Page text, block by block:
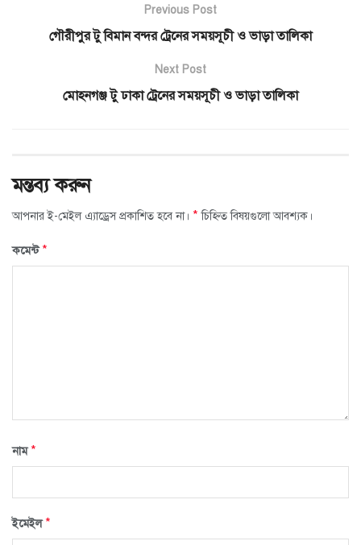
Previous Post
গৌরীপুর টু বিমান বন্দর ট্রেনের সময়সূচী ও ভাড়া তালিকা
Next Post
মোহনগঞ্জ টু ঢাকা ট্রেনের সময়সূচী ও ভাড়া তালিকা
মন্তব্য করুন
আপনার ই-মেইল এ্যাড্রেস প্রকাশিত হবে না। * চিহ্নিত বিষয়গুলো আবশ্যক।
কমেন্ট*
নাম*
ইমেইল*